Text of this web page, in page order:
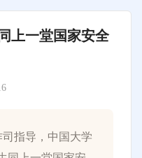
上一堂国家安全
指导，中国大学